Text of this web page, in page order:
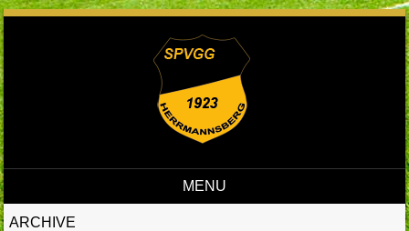
MENU
Skip to content
ARCHIVE